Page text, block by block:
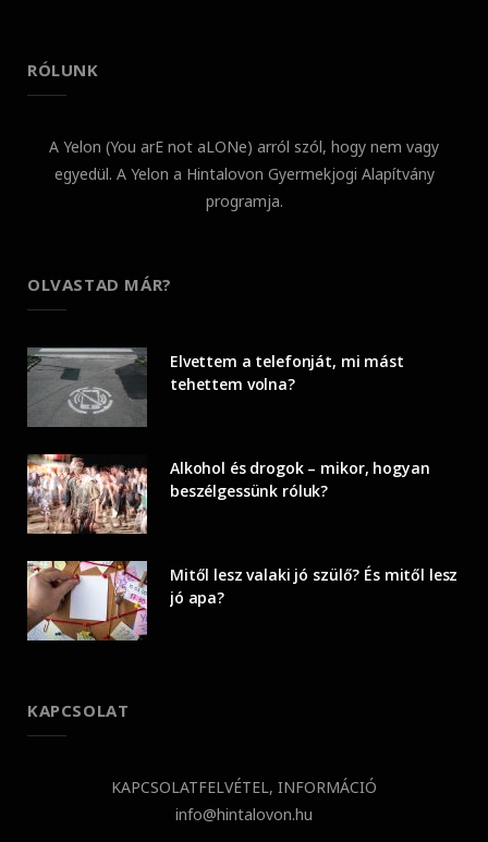
RÓLUNK
A Yelon (You arE not aLONe) arról szól, hogy nem vagy
egyedül. A Yelon a Hintalovon Gyermekjogi Alapítvány
programja.
OLVASTAD MÁR?
Elvettem a telefonját, mi mást
tehettem volna?
Alkohol és drogok – mikor, hogyan
beszélgessünk róluk?
Mitől lesz valaki jó szülő? És mitől lesz
jó apa?
KAPCSOLAT
KAPCSOLATFELVÉTEL, INFORMÁCIÓ
info@hintalovon.hu